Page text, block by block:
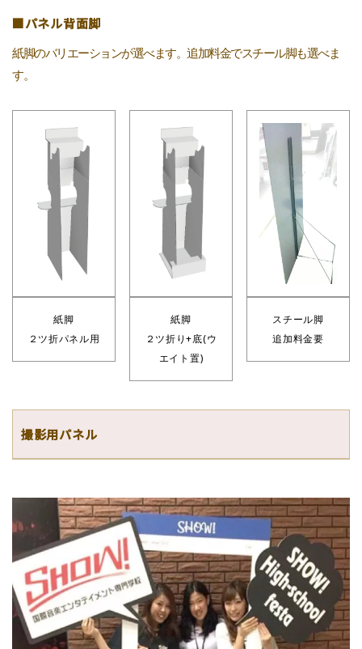
■パネル背面脚
紙脚のバリエーションが選べます。追加料金でスチール脚も選べま
す。
紙脚
２ツ折パネル用
紙脚
２ツ折り+底(ウ
エイト置)
スチール脚
追加料金要
撮影用パネル